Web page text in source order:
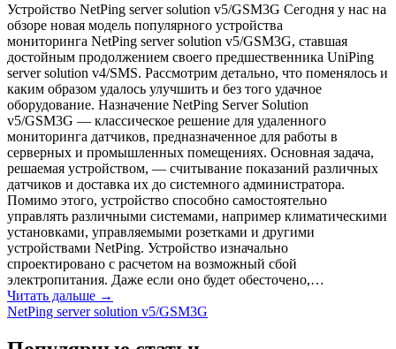
Устройство NetPing server solution v5/GSM3G Сегодня у нас на
обзоре новая модель популярного устройства
мониторинга NetPing server solution v5/GSM3G, ставшая
достойным продолжением своего предшественника UniPing
server solution v4/SMS. Рассмотрим детально, что поменялось и
каким образом удалось улучшить и без того удачное
оборудование. Назначение NetPing Server Solution
v5/GSM3G — классическое решение для удаленного
мониторинга датчиков, предназначенное для работы в
серверных и промышленных помещениях. Основная задача,
решаемая устройством, — считывание показаний различных
датчиков и доставка их до системного администратора.
Помимо этого, устройство способно самостоятельно
управлять различными системами, например климатическими
установками, управляемыми розетками и другими
устройствами NetPing. Устройство изначально
спроектировано с расчетом на возможный сбой
электропитания. Даже если оно будет обесточено,…
Читать дальше →
NetPing server solution v5/GSM3G